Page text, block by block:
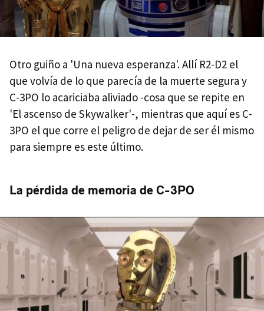
Otro guiño a 'Una nueva esperanza'. Allí R2-D2 el
que volvía de lo que parecía de la muerte segura y
C-3PO lo acariciaba aliviado -cosa que se repite en
'El ascenso de Skywalker'-, mientras que aquí es C-
3PO el que corre el peligro de dejar de ser él mismo
para siempre es este último.
La pérdida de memoria de C-3PO